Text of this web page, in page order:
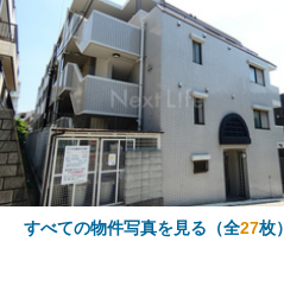
すべての物件写真を見る（全27枚）